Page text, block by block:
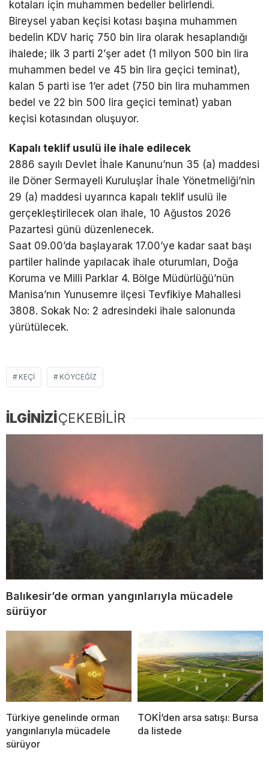
kotaları için muhammen bedeller belirlendi.
Bireysel yaban keçisi kotası başına muhammen
bedelin KDV hariç 750 bin lira olarak hesaplandığı
ihalede; ilk 3 parti 2’şer adet (1 milyon 500 bin lira
muhammen bedel ve 45 bin lira geçici teminat),
kalan 5 parti ise 1’er adet (750 bin lira muhammen
bedel ve 22 bin 500 lira geçici teminat) yaban
keçisi kotasından oluşuyor.
Kapalı teklif usulü ile ihale edilecek
2886 sayılı Devlet İhale Kanunu’nun 35 (a) maddesi
ile Döner Sermayeli Kuruluşlar İhale Yönetmeliği’nin
29 (a) maddesi uyarınca kapalı teklif usulü ile
gerçekleştirilecek olan ihale, 10 Ağustos 2026
Pazartesi günü düzenlenecek.
Saat 09.00’da başlayarak 17.00’ye kadar saat başı
partiler halinde yapılacak ihale oturumları, Doğa
Koruma ve Milli Parklar 4. Bölge Müdürlüğü’nün
Manisa’nın Yunusemre ilçesi Tevfikiye Mahallesi
3808. Sokak No: 2 adresindeki ihale salonunda
yürütülecek.
KEÇI KÖYCEĞIZ
İLGİNİZİÇEKEBİLİR
Balıkesir’de orman yangınlarıyla mücadele
sürüyor
Türkiye genelinde orman
yangınlarıyla mücadele
sürüyor
TOKİ’den arsa satışı: Bursa
da listede